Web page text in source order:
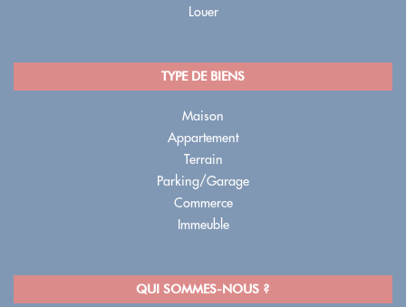
Louer
TYPE DE BIENS
Maison
Appartement
Terrain
Parking/Garage
Commerce
Immeuble
QUI SOMMES-NOUS ?